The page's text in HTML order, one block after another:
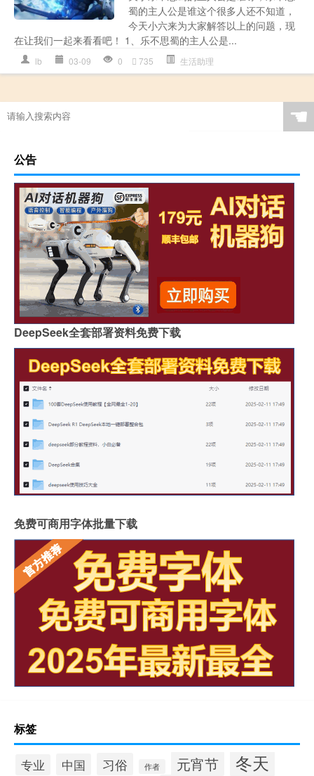
蜀的主人公是谁这个很多人还不知道，
今天小六来为大家解答以上的问题，现
在让我们一起来看看吧！ 1、乐不思蜀的主人公是...
lb 03-09 0 735 生活助理
☚
公告
DeepSeek全套部署资料免费下载
免费可商用字体批量下载
标签
专业 中国 习俗 作者 元宵节 冬天